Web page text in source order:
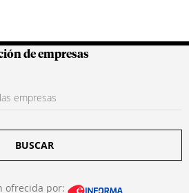
Colombianas
de empresas
BUSCAR
ofrecida por: